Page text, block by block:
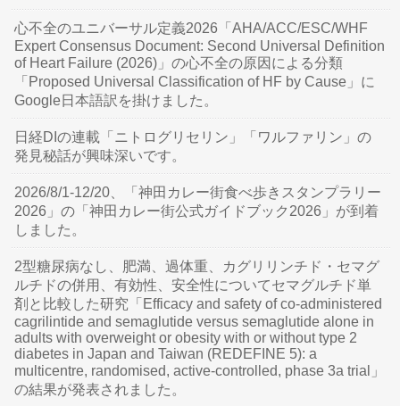
心不全のユニバーサル定義2026「AHA/ACC/ESC/WHF
Expert Consensus Document: Second Universal Definition
of Heart Failure (2026)」の心不全の原因による分類
「Proposed Universal Classification of HF by Cause」に
Google日本語訳を掛けました。
日経DIの連載「ニトログリセリン」「ワルファリン」の
発見秘話が興味深いです。
2026/8/1-12/20、「神田カレー街食べ歩きスタンプラリー
2026」の「神田カレー街公式ガイドブック2026」が到着
しました。
2型糖尿病なし、肥満、過体重、カグリリンチド・セマグ
ルチドの併用、有効性、安全性についてセマグルチド単
剤と比較した研究「Efficacy and safety of co-administered
cagrilintide and semaglutide versus semaglutide alone in
adults with overweight or obesity with or without type 2
diabetes in Japan and Taiwan (REDEFINE 5): a
multicentre, randomised, active-controlled, phase 3a trial」
の結果が発表されました。